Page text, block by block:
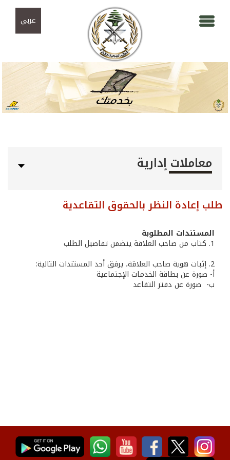
عربي
معاملات إدارية
طلب إعادة النظر بالحقوق التقاعدية
المستندات المطلوبة
1. كتاب من صاحب العلاقة يتضمن تفاصيل الطلب
2. إثبات هوية صاحب العلاقة، يرفق أحد المستندات التالية:
أ- صورة عن بطاقة الخدمات الإجتماعية
ب- صورة عن دفتر التقاعد